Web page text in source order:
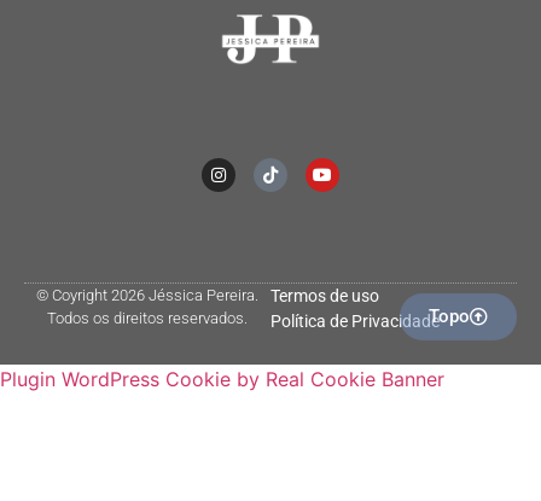
© Coyright 2026 Jéssica Pereira.
Todos os direitos reservados.
Termos de uso
Política de PrivacidadeTopo
Plugin WordPress Cookie by Real Cookie Banner